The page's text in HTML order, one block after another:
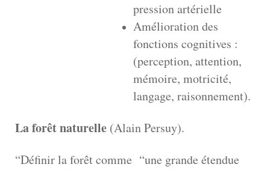
pression artérielle
Amélioration des
fonctions cognitives :
(perception, attention,
mémoire, motricité,
langage, raisonnement).
La forêt naturelle (Alain Persuy).
“Définir la forêt comme “une grande étendue